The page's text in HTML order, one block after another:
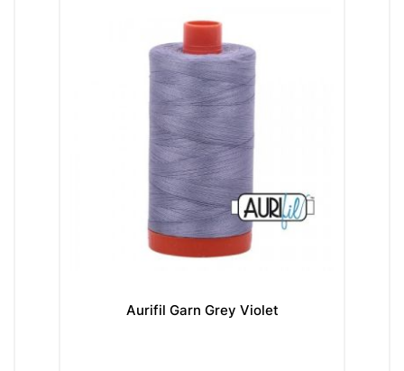
Aurifil Garn Grey Violet